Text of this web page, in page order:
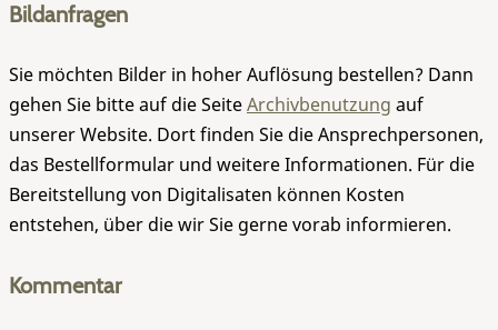
Bildanfragen
Sie möchten Bilder in hoher Auflösung bestellen? Dann
gehen Sie bitte auf die SeiteArchivbenutzung auf
unserer Website. Dort finden Sie die Ansprechpersonen,
das Bestellformular und weitere Informationen. Für die
Bereitstellung von Digitalisaten können Kosten
entstehen, über die wir Sie gerne vorab informieren.
Kommentar